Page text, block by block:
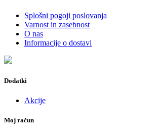
Splošni pogoji poslovanja
Varnost in zasebnost
O nas
Informacije o dostavi
Dodatki
Akcije
Moj račun